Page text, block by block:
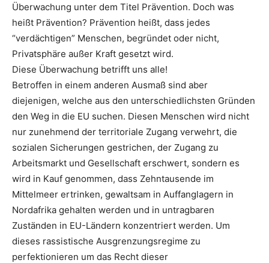
Überwachung unter dem Titel Prävention. Doch was
heißt Prävention? Prävention heißt, dass jedes
“verdächtigen” Menschen, begründet oder nicht,
Privatsphäre außer Kraft gesetzt wird.
Diese Überwachung betrifft uns alle!
Betroffen in einem anderen Ausmaß sind aber
diejenigen, welche aus den unterschiedlichsten Gründen
den Weg in die EU suchen. Diesen Menschen wird nicht
nur zunehmend der territoriale Zugang verwehrt, die
sozialen Sicherungen gestrichen, der Zugang zu
Arbeitsmarkt und Gesellschaft erschwert, sondern es
wird in Kauf genommen, dass Zehntausende im
Mittelmeer ertrinken, gewaltsam in Auffanglagern in
Nordafrika gehalten werden und in untragbaren
Zuständen in EU-Ländern konzentriert werden. Um
dieses rassistische Ausgrenzungsregime zu
perfektionieren um das Recht dieser